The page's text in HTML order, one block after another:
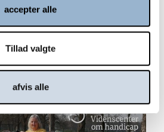
accepter alle
Tillad valgte
afvis alle
hjælpemiddel eller
bør være enkel, retfærdig og